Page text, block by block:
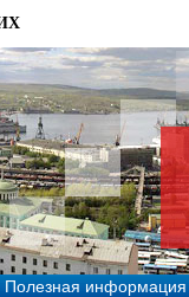
Полезная информация